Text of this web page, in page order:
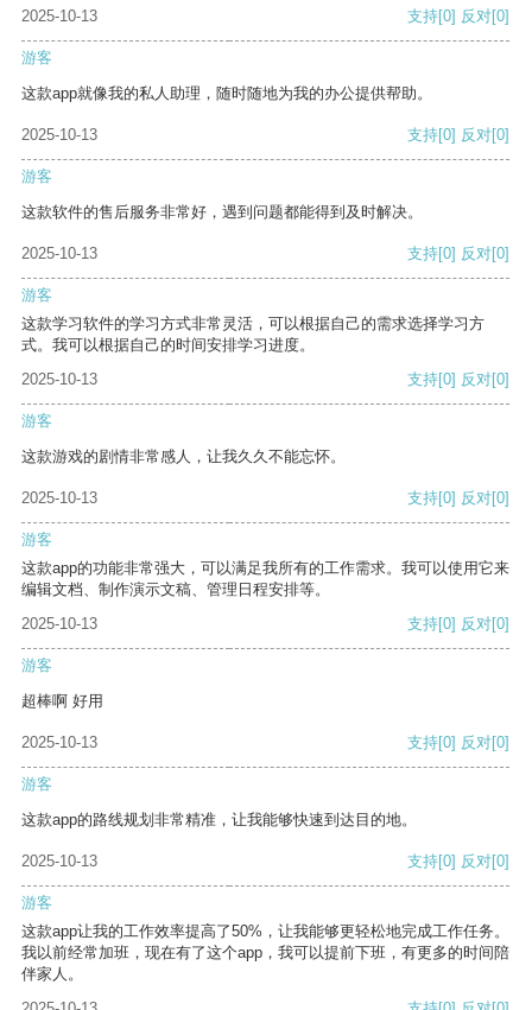
2025-10-13
支持[0] 反对[0]
游客
这款app就像我的私人助理，随时随地为我的办公提供帮助。
2025-10-13 支持[0] 反对[0]
游客
这款软件的售后服务非常好，遇到问题都能得到及时解决。
2025-10-13 支持[0] 反对[0]
游客
这款学习软件的学习方式非常灵活，可以根据自己的需求选择学习方
式。我可以根据自己的时间安排学习进度。
2025-10-13
支持[0] 反对[0]
游客
这款游戏的剧情非常感人，让我久久不能忘怀。
2025-10-13 支持[0] 反对[0]
游客
这款app的功能非常强大，可以满足我所有的工作需求。我可以使用它来
编辑文档、制作演示文稿、管理日程安排等。
2025-10-13
支持[0] 反对[0]
游客
超棒啊 好用
2025-10-13 支持[0] 反对[0]
游客
这款app的路线规划非常精准，让我能够快速到达目的地。
2025-10-13 支持[0] 反对[0]
游客
这款app让我的工作效率提高了50%，让我能够更轻松地完成工作任务。
我以前经常加班，现在有了这个app，我可以提前下班，有更多的时间陪
伴家人。